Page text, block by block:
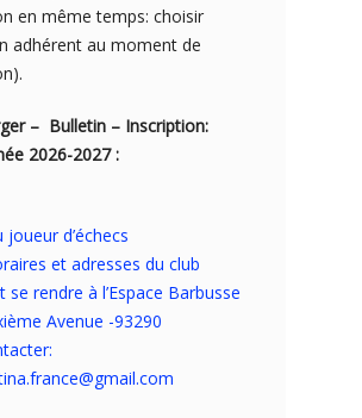
en même temps: choisir
adhérent au moment de
– Bulletin – Inscription:
2026-2027 :
joueur d’échecs
et adresses du club
se rendre à l’Espace Barbusse
Avenue -93290